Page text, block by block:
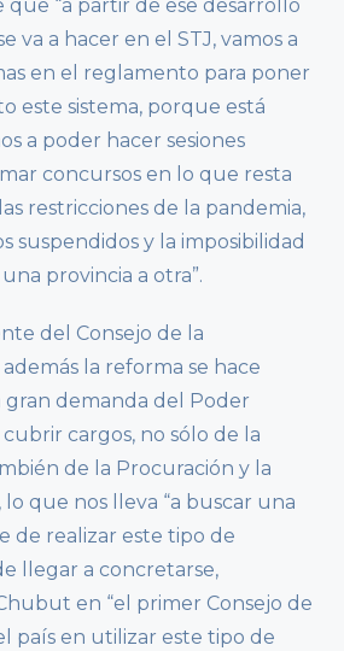
que “a partir de ese desarrollo
va a hacer en el STJ, vamos a
en el reglamento para poner
este sistema, porque está
a poder hacer sesiones
concursos en lo que resta
restricciones de la pandemia,
suspendidos y la imposibilidad
provincia a otra”.
del Consejo de la
la reforma se hace
gran demanda del Poder
cargos, no sólo de la
de la Procuración y la
lo que nos lleva “a buscar una
de realizar este tipo de
llegar a concretarse,
en “el primer Consejo de
país en utilizar este tipo de